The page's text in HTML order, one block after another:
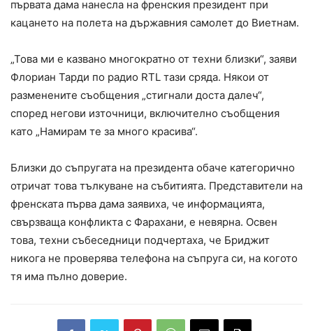
първата дама нанесла на френския президент при
кацането на полета на държавния самолет до Виетнам.
„Това ми е казвано многократно от техни близки“, заяви
Флориан Тарди по радио RTL тази сряда. Някои от
разменените съобщения „стигнали доста далеч“,
според негови източници, включително съобщения
като „Намирам те за много красива“.
Близки до съпругата на президента обаче категорично
отричат ​​това тълкуване на събитията. Представители на
френската първа дама заявиха, че информацията,
свързваща конфликта с Фарахани, е невярна. Освен
това, техни събеседници подчертаха, че Бриджит
никога не проверява телефона на съпруга си, на когото
тя има пълно доверие.